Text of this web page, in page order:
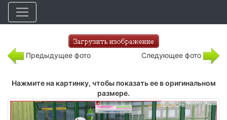
Предыдущее фото Следующее фото
Нажмите на картинку, чтобы показать ее в оригинальном
размере.